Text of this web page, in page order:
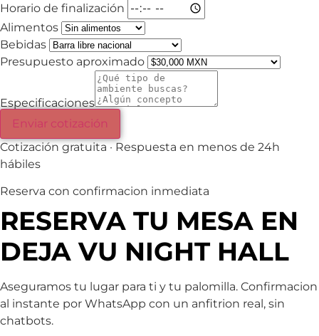
Horario de finalización
Alimentos
Bebidas
Presupuesto aproximado
Especificaciones
Enviar cotización
Cotización gratuita · Respuesta en menos de 24h
hábiles
Reserva con confirmacion inmediata
RESERVA TU MESA EN
DEJA VU NIGHT HALL
Aseguramos tu lugar para ti y tu palomilla. Confirmacion
al instante por WhatsApp con un anfitrion real, sin
chatbots.